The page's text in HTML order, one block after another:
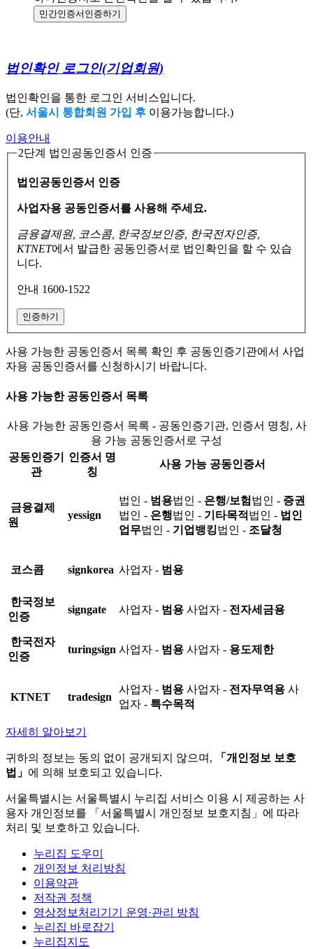
민간인증서 인증하기
법인확인 로그인(기업회원)
법인확인을 통한 로그인 서비스입니다.
(단, 서울시 통합회원 가입 후 이용가능합니다.)
이용안내
2단계 법인공동인증서 인증
법인공동인증서 인증
사업자용 공동인증서를 사용해 주세요.
금융결제원, 코스콤, 한국정보인증, 한국전자인증,
KTNET에서 발급한 공동인증서로 법인확인을 할 수 있습
니다.
안내 1600-1522
인증하기
사용 가능한 공동인증서 목록 확인 후 공동인증기관에서 사업
자용 공동인증서를 신청하시기 바랍니다.
사용 가능한 공동인증서 목록
사용 가능한 공동인증서 목록 - 공동인증기관, 인증서 명칭, 사
용 가능 공동인증서로 구성
공동인증기
관
인증서 명
칭
사용 가능 공동인증서
금융결제
원
yessign
법인 - 범용법인 - 은행/보험 법인 - 증권
법인 - 은행법인 - 기타목적 법인 - 법인
업무법인 - 기업뱅킹법인 - 조달청
코스콤 signkorea 사업자 - 범용
한국정보
인증
signgate 사업자 - 범용 사업자 - 전자세금용
한국전자
인증
turingsign 사업자 - 범용 사업자 - 용도제한
KTNET tradesign
사업자 - 범용 사업자 - 전자무역용 사
업자 - 특수목적
자세히 알아보기
귀하의 정보는 동의 없이 공개되지 않으며,
「개인정보 보호
법」 에 의해 보호되고 있습니다.
서울특별시는 서울특별시 누리집 서비스 이용 시 제공하는 사
용자 개인정보를 「서울특별시 개인정보 보호지침」에 따라
처리 및 보호하고 있습니다.
누리집 도우미
개인정보 처리방침
이용약관
저작권 정책
영상정보처리기기 운영·관리 방침
누리집 바로잡기
누리집지도